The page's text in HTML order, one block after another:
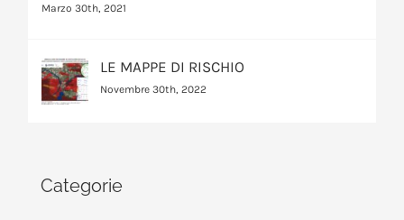
Marzo 30th, 2021
LE MAPPE DI RISCHIO
Novembre 30th, 2022
Categorie